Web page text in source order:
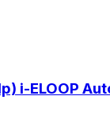
i-ELOOP